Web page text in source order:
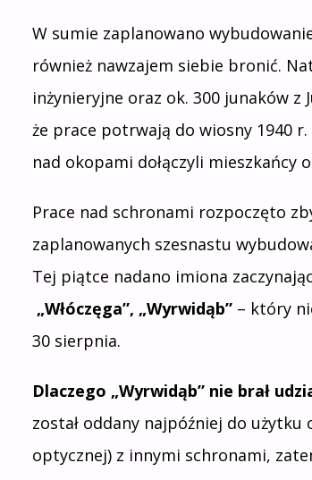
W sumie zaplanowano
również nawzajem siebie bronić.
inżynieryjne oraz ok. 300 junaków z
że prace potrwają do wiosny 1940
nad okopami dołączyli mieszkańcy
Prace nad schronami rozpoczęto
zaplanowanych szesnastu
Tej piątce nadano imiona
„Włóczęga”, „Wyrwidąb” – który
30 sierpnia.
Dlaczego „Wyrwidąb” nie brał
został oddany najpóźniej do
optycznej) z innymi schronami,